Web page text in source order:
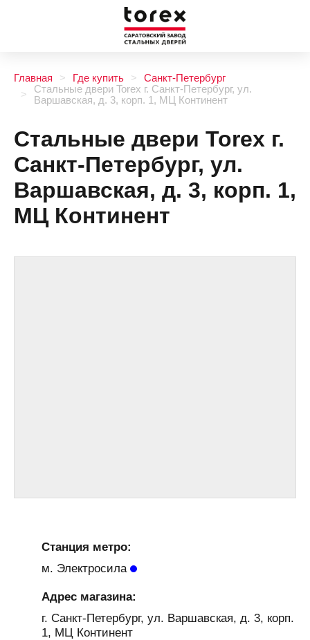
Главная Где купить
Санкт-Петербург
Стальные двери Torex г. Санкт-Петербург, ул.
Варшавская, д. 3, корп. 1, МЦ Континент
Стальные двери Torex г.
Санкт-Петербург, ул.
Варшавская, д. 3, корп. 1,
МЦ Континент
Станция метро:
м. Электросила
Адрес магазина:
г. Санкт-Петербург, ул. Варшавская, д. 3, корп.
1, МЦ Континент